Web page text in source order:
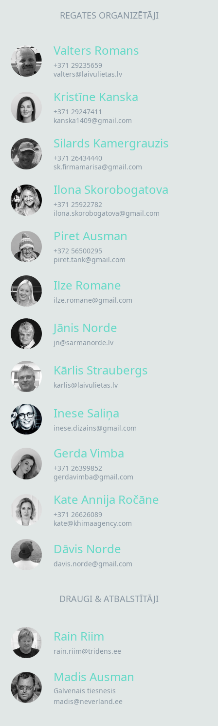
REGATES ORGANIZĒTĀJI
Valters Romans
+371 29235659
valters@laivulietas.lv
Kristīne Kanska
+371 29247411
kanska1409@gmail.com
Silards Kamergrauzis
+371 26434440
sk.firmamarisa@gmail.com
Ilona Skorobogatova
+371 25922782
ilona.skorobogatova@gmail.com
Piret Ausman
+372 56500295
piret.tank@gmail.com
Ilze Romane
ilze.romane@gmail.com
Jānis Norde
jn@sarmanorde.lv
Kārlis Straubergs
karlis@laivulietas.lv
Inese Saliņa
inese.dizains@gmail.com
Gerda Vimba
+371 26399852
gerdavimba@gmail.com
Kate Annija Ročāne
+371 26626089
kate@khimaagency.com
Dāvis Norde
davis.norde@gmail.com
DRAUGI & ATBALSTĪTĀJI
Rain Riim
rain.riim@tridens.ee
Madis Ausman
Galvenais tiesnesis
madis@neverland.ee